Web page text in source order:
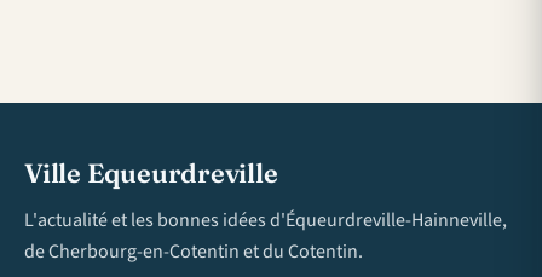
Ville Equeurdreville
L'actualité et les bonnes idées d'Équeurdreville-Hainneville,
de Cherbourg-en-Cotentin et du Cotentin.